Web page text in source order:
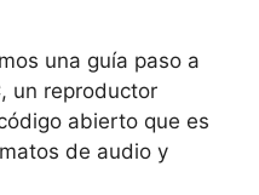
una guía paso a
un reproductor
abierto que es
de audio y